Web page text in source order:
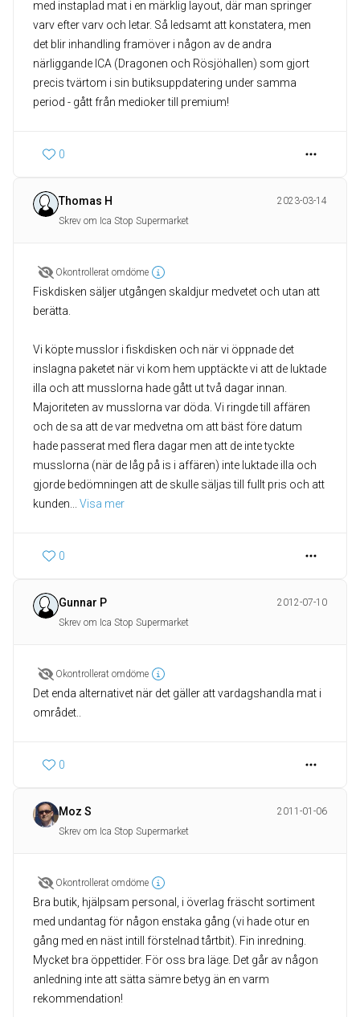
med instaplad mat i en märklig layout, där man springer
varv efter varv och letar. Så ledsamt att konstatera, men
det blir inhandling framöver i någon av de andra
närliggande ICA (Dragonen och Rösjöhallen) som gjort
precis tvärtom i sin butiksuppdatering under samma
period - gått från medioker till premium!
0
Thomas H
2023-03-14
Skrev om Ica Stop Supermarket
Okontrollerat omdöme
Fiskdisken säljer utgången skaldjur medvetet och utan att
berätta.
Vi köpte musslor i fiskdisken och när vi öppnade det
inslagna paketet när vi kom hem upptäckte vi att de luktade
illa och att musslorna hade gått ut två dagar innan.
Majoriteten av musslorna var döda. Vi ringde till affären
och de sa att de var medvetna om att bäst före datum
hade passerat med flera dagar men att de inte tyckte
musslorna (när de låg på is i affären) inte luktade illa och
gjorde bedömningen att de skulle säljas till fullt pris och att
kunden
Visa mer
0
Gunnar P
2012-07-10
Skrev om Ica Stop Supermarket
Okontrollerat omdöme
Det enda alternativet när det gäller att vardagshandla mat i
området..
0
Moz S
2011-01-06
Skrev om Ica Stop Supermarket
Okontrollerat omdöme
Bra butik, hjälpsam personal, i överlag fräscht sortiment
med undantag för någon enstaka gång (vi hade otur en
gång med en näst intill förstelnad tårtbit). Fin inredning.
Mycket bra öppettider. För oss bra läge. Det går av någon
anledning inte att sätta sämre betyg än en varm
rekommendation!